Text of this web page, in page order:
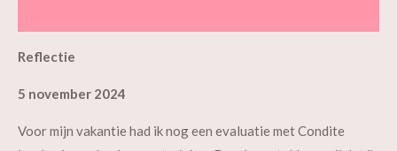
Reflectie
5 november 2024
Voor mijn vakantie had ik nog een evaluatie met Condite